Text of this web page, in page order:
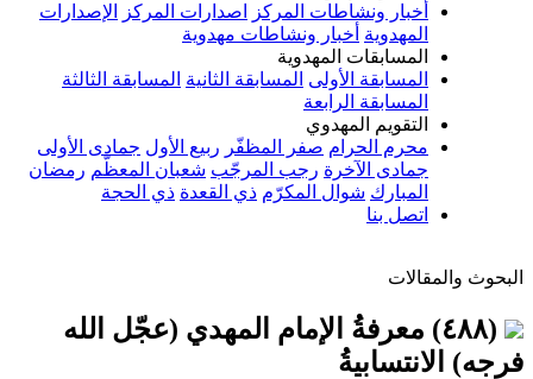
أخبار ونشاطات المركز
اصدارات المركز
الإصدارات
المهدوية أخبار ونشاطات مهدوية
المسابقات المهدوية
المسابقة الأولى المسابقة الثانية المسابقة الثالثة
المسابقة الرابعة
التقويم المهدوي
محرم الحرام صفر المظفّر ربيع الأول جمادى الأولى
جمادى الآخرة رجب المرجّب شعبان المعظّم رمضان
المبارك شوال المكرّم ذي القعدة ذي الحجة
اتصل بنا
البحوث والمقالات
(٤٨٨) معرفةُ الإمام المهدي (عجّل الله
فرجه) الانتسابيةُ